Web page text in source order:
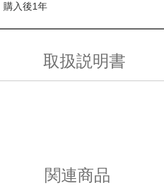
購入後1年
取扱説明書
関連商品